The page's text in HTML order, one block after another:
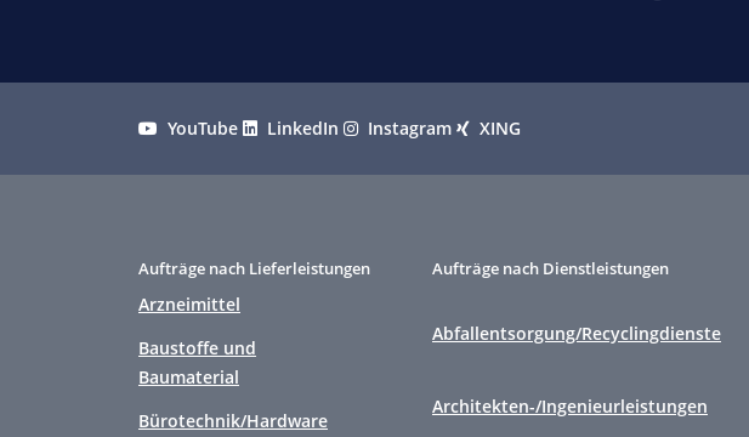
YouTube LinkedIn Instagram XING
Aufträge nach Lieferleistungen
Arzneimittel
Baustoffe und
Baumaterial
Bürotechnik/Hardware
Aufträge nach Dienstleistungen
Abfallentsorgung/Recyclingdienste
Architekten-/Ingenieurleistungen